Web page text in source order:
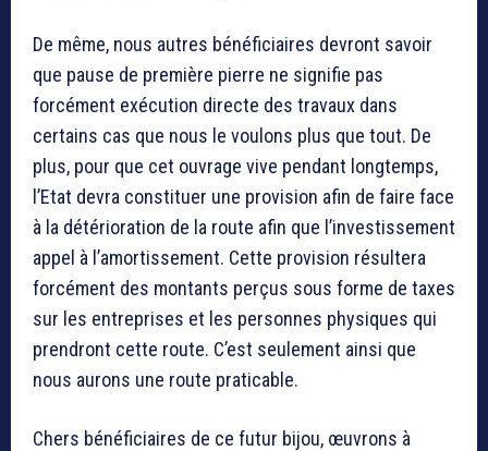
De même, nous autres bénéficiaires devront savoir
que pause de première pierre ne signifie pas
forcément exécution directe des travaux dans
certains cas que nous le voulons plus que tout. De
plus, pour que cet ouvrage vive pendant longtemps,
l’Etat devra constituer une provision afin de faire face
à la détérioration de la route afin que l’investissement
appel à l’amortissement. Cette provision résultera
forcément des montants perçus sous forme de taxes
sur les entreprises et les personnes physiques qui
prendront cette route. C’est seulement ainsi que
nous aurons une route praticable.
Chers bénéficiaires de ce futur bijou, œuvrons à